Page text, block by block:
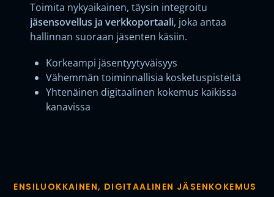
Toimita nykyaikainen, täysin integroitu
jäsensovellus ja verkkoportaali, joka antaa
hallinnan suoraan jäsenten käsiin.
Korkeampi jäsentyytyväisyys
Vähemmän toiminnallisia kosketuspisteitä
Yhtenäinen digitaalinen kokemus kaikissa
kanavissa
ENSILUOKKAINEN, DIGITAALINEN JÄSENKOKEMUS